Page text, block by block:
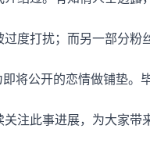
度打扰；而另一部分粉
公开的恋情做铺垫。
注此事进展，为大家带